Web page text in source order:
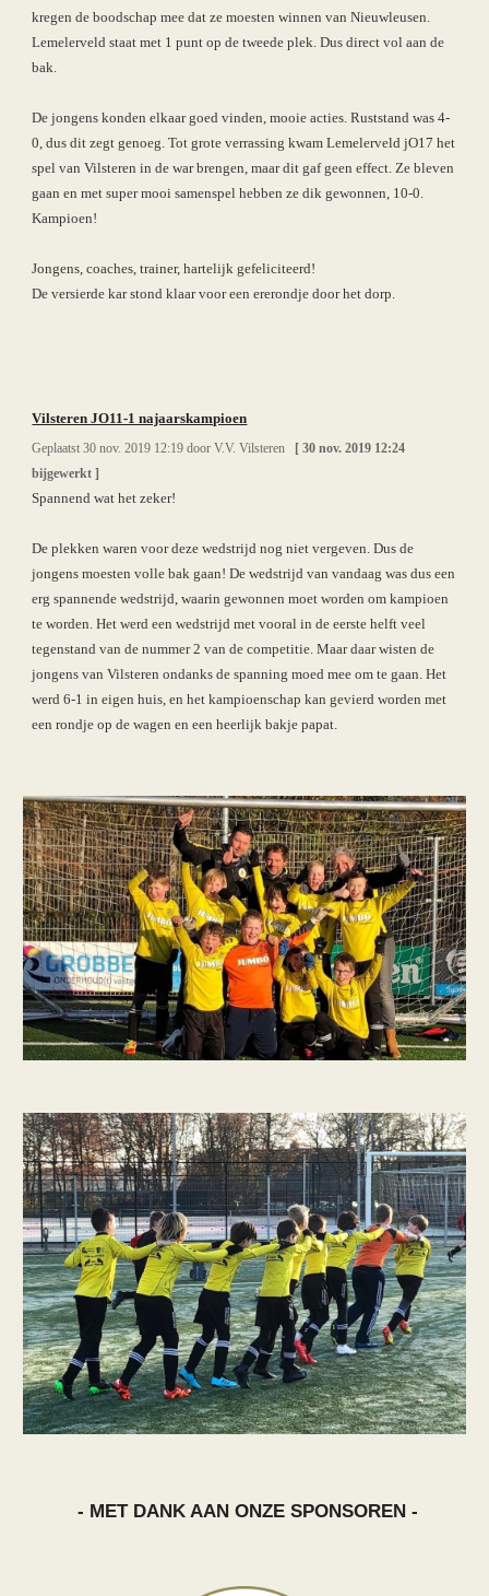
kregen de boodschap mee dat ze moesten winnen van Nieuwleusen.
Lemelerveld staat met 1 punt op de tweede plek. Dus direct vol aan de
bak.
De jongens konden elkaar goed vinden, mooie acties. Ruststand was 4-
0, dus dit zegt genoeg. Tot grote verrassing kwam Lemelerveld jO17 het
spel van Vilsteren in de war brengen, maar dit gaf geen effect. Ze bleven
gaan en met super mooi samenspel hebben ze dik gewonnen, 10-0.
Kampioen!
Jongens, coaches, trainer, hartelijk gefeliciteerd!
De versierde kar stond klaar voor een ererondje door het dorp.
Vilsteren JO11-1 najaarskampioen
Geplaatst 30 nov. 2019 12:19 door V.V. Vilsteren
[ 30 nov. 2019 12:24
bijgewerkt ]
Spannend wat het zeker!
De plekken waren voor deze wedstrijd nog niet vergeven. Dus de
jongens moesten volle bak gaan! De wedstrijd van vandaag was dus een
erg spannende wedstrijd, waarin gewonnen moet worden om kampioen
te worden. Het werd een wedstrijd met vooral in de eerste helft veel
tegenstand van de nummer 2 van de competitie. Maar daar wisten de
jongens van Vilsteren ondanks de spanning moed mee om te gaan. Het
werd 6-1 in eigen huis, en het kampioenschap kan gevierd worden met
een rondje op de wagen en een heerlijk bakje papat.
- MET DANK AAN ONZE SPONSOREN -